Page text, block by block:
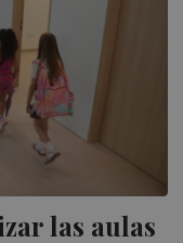
las aulas